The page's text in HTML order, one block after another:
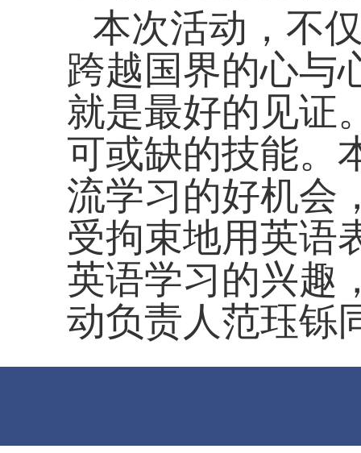
本次活动，不
跨越国界的心与
就是最好的见证
可或缺的技能。
流学习的好机会
受拘束地用英语
英语学习的兴趣
动负责人范珏铄